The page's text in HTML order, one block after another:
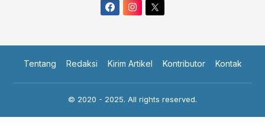
Tentang Redaksi Kirim Artikel Kontributor Kontak
© 2020 - 2025. All rights reserved.